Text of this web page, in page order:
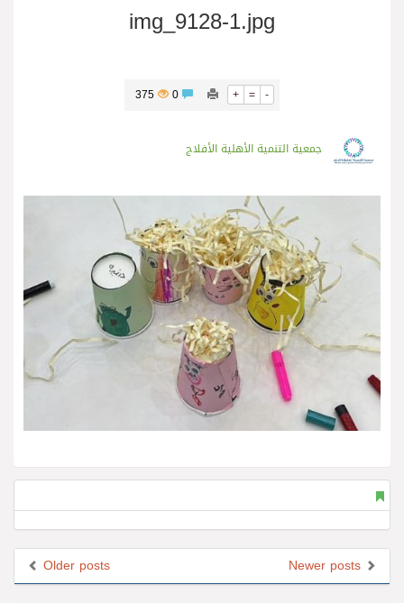
img_9128-1.jpg
+ = -
375
جمعية التنمية الأهلية الأفلاج
Older posts